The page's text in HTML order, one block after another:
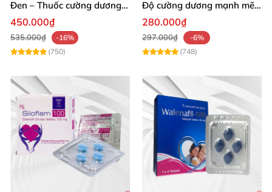
Đen – Thuốc cường dương
tăng sinh lý nam mạnh
450.000₫
535.000₫
-16%
(750)
Độ cường dương mạnh mẽ
tăng sinh lý phái mạnh
280.000₫
297.000₫
-6%
(748)